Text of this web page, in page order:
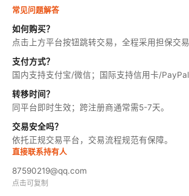
常见问题解答
如何购买？
点击上方平台按钮跳转交易，全程采用担保交易
支付方式？
国内支持支付宝/微信；国际支持信用卡/PayPal
转移时间？
同平台即时生效；跨注册商通常需5-7天。
交易安全吗？
依托正规交易平台，交易流程规范有保障。
直接联系持有人
87590219@qq.com
点击可复制